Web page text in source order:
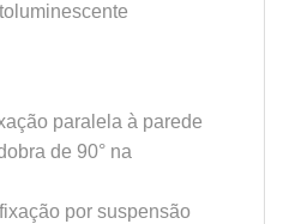
paralela à parede
de 90° na
por suspensão